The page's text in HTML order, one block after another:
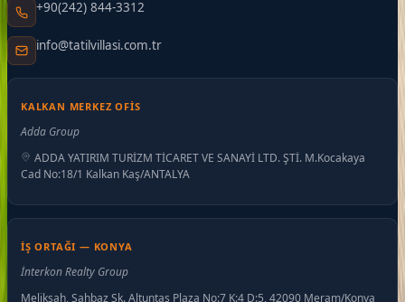
+90(242) 844-3312
info@tatilvillasi.com.tr
KALKAN MERKEZ OFIS
Adda Group
ADDA YATIRIM TURİZM TİCARET VE SANAYİ LTD. ŞTİ. M.Kocakaya
Cad No:18/1 Kalkan Kaş/ANTALYA
İŞ ORTAĞI — KONYA
İnterkon Realty Group
Melikşah, Şahbaz Sk. Altuntaş Plaza No:7 K:4 D:5, 42090 Meram/Konya